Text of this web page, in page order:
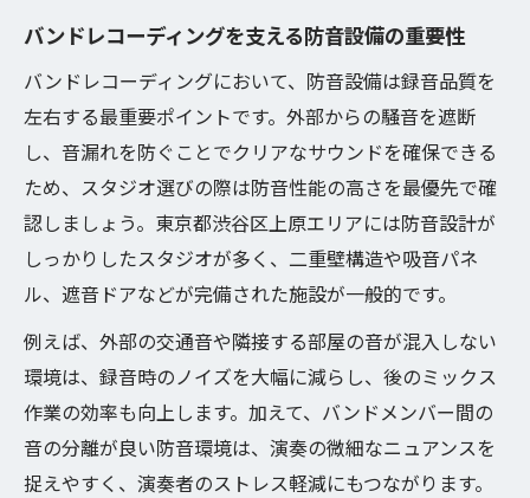
バンドレコーディングを支える防音設備の重要性
バンドレコーディングにおいて、防音設備は録音品質を
左右する最重要ポイントです。外部からの騒音を遮断
し、音漏れを防ぐことでクリアなサウンドを確保できる
ため、スタジオ選びの際は防音性能の高さを最優先で確
認しましょう。東京都渋谷区上原エリアには防音設計が
しっかりしたスタジオが多く、二重壁構造や吸音パネ
ル、遮音ドアなどが完備された施設が一般的です。
例えば、外部の交通音や隣接する部屋の音が混入しない
環境は、録音時のノイズを大幅に減らし、後のミックス
作業の効率も向上します。加えて、バンドメンバー間の
音の分離が良い防音環境は、演奏の微細なニュアンスを
捉えやすく、演奏者のストレス軽減にもつながります。